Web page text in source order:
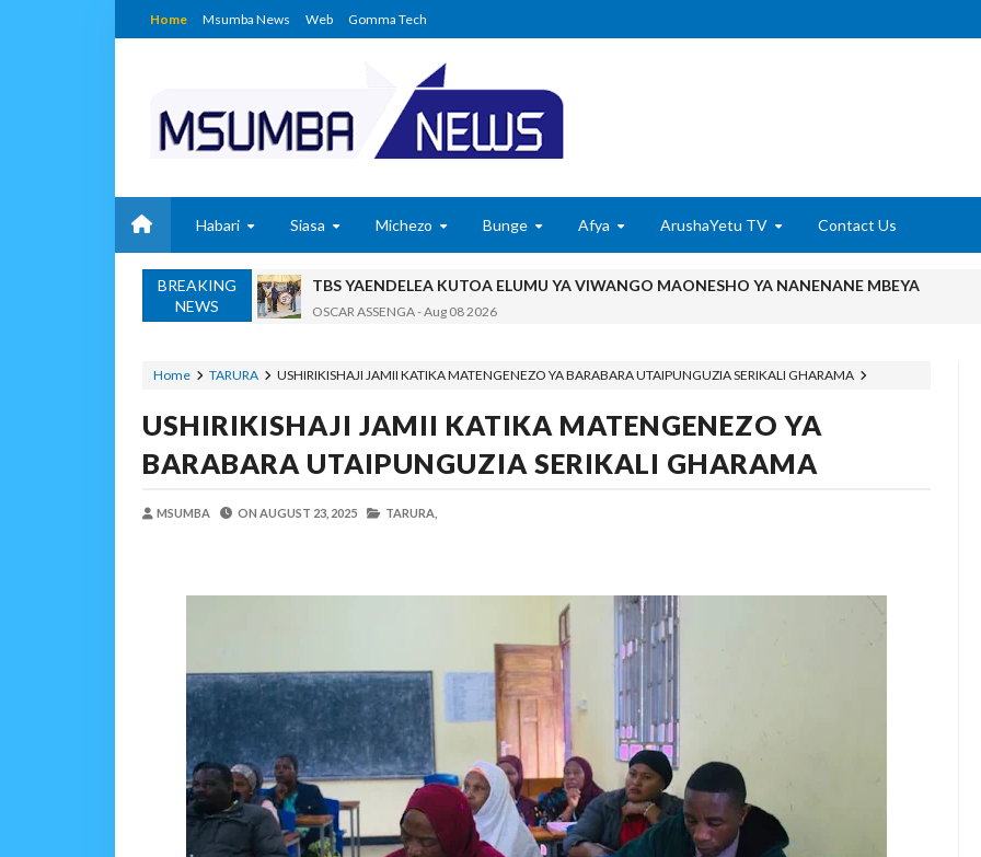
Home Msumba News Web Gomma Tech
Habari Siasa Michezo Bunge Afya ArushaYetu TV Contact Us
BREAKING
NEWS
TBS YAENDELEA KUTOA ELUMU YA VIWANGO MAONESHO YA NANENANE MBEYA
OSCAR ASSENGA-Aug 08 2026
Nilishikilia Cheo Kile Kile Kwa Miaka Kumi, Mpaka Nyota Yangu Ya Uongozi Iliposafishwa
Zawadi Aug 08 2026
Zawadi -Aug 08 2026
Nilinusurika Jela Kwa Dhuluma, Mpaka Tiba Ya Kienyeji Iliponipa Ushindi Mahakamani
MGALU APONGEZA HATUA ZA SERIKALI KUHAMASISHA MATUMIZI YA NISHATI SAFI YA
WMA YAPONGEZWA KWA KUANZISHA KLABU ZA VIPIMO SHULENI
OKULY BLOG - Aug 08 2026
TBS Yaendelea Kutoa Elimu Ya Uthibitishaji Ubora Wa Bidhaa Nanenane Morogoro
OSCAR ASSENGA- Aug 08 2026
WAZIRI SANGU AZITAKA PSSSF,NSSF,WCF NA OSHA KUONGEZA MATUMIZI YA TEHAMA
OSCAR ASSENGA- Aug 08 2026
Home TARURA USHIRIKISHAJI JAMII KATIKA MATENGENEZO YA BARABARA UTAIPUNGUZIA SERIKALI GHARAMA
USHIRIKISHAJI JAMII KATIKA MATENGENEZO YA
BARABARA UTAIPUNGUZIA SERIKALI GHARAMA
MSUMBA ON AUGUST 23, 2025 TARURA,